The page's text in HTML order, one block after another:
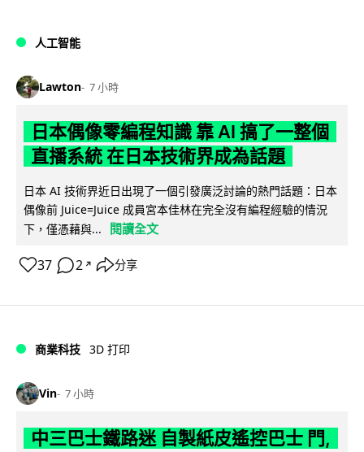
人工智能
Lawton 7 小時
日本偶像零編程知識 靠 AI 搞了一整個
直播系統 在日本技術界成為話題
日本 AI 技術界近日出現了一個引發廣泛討論的熱門話題：日本
偶像前 Juice=Juice 成員宮本佳林在完全沒有編程經驗的情況
下，僅憑藉與...
閱讀全文
37 2 ↗ 分享
商業科技 3D 打印
Vin 7 小時
中三巴士鐵路迷 自製紙皮遙控巴士 門,